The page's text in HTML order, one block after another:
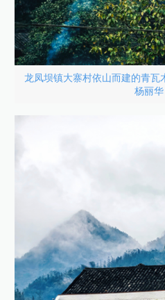
龙凤坝镇大寨村依山而建的青瓦
杨丽